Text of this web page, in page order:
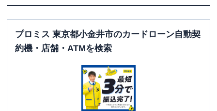
プロミス 東京都小金井市のカードローン自動契
約機・店舗・ATMを検索